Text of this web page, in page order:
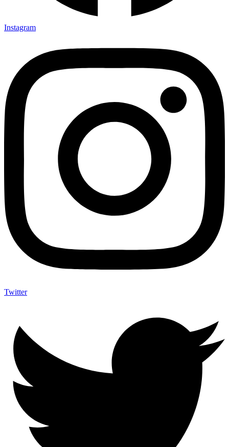
Instagram
Twitter